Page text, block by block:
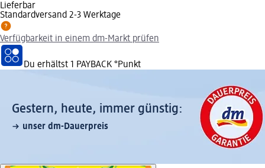
Lieferbar
Standardversand 2-3 Werktage
Verfügbarkeit in einem dm-Markt prüfen
Du erhältst 1 PAYBACK °Punkt
Gestern, heute, immer günstig:
unser dm-Dauerpreis